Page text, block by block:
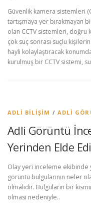
Güvenlik kamera sistemleri
tartışmaya yer bırakmayan
olan CCTV sistemleri, doğru
çok suç sonrası suçlu
hayli kolaylaştıracak
kurulmuş bir CCTV sistemi,
ADLI BILIŞIM /ADLI
Adli Görüntü
Yerinden Elde
Olay yeri inceleme ekibinde
görüntü bulgularının neler
olmalıdır. Bulguların bir
olması nedeniyle..